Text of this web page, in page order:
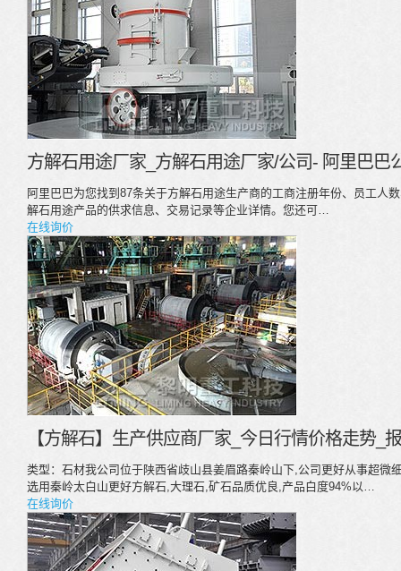
方解石用途厂家_方解石用途厂家/公司- 阿里巴巴
阿里巴巴为您找到87条关于方解石用途生产商的工商注册年份、员工人
解石用途产品的供求信息、交易记录等企业详情。您还可…
在线询价
【方解石】生产供应商厂家_今日行情价格走势_
类型：石材我公司位于陕西省歧山县姜眉路秦岭山下,公司更好从事超微
选用秦岭太白山更好方解石,大理石,矿石品质优良,产品白度94%以…
在线询价